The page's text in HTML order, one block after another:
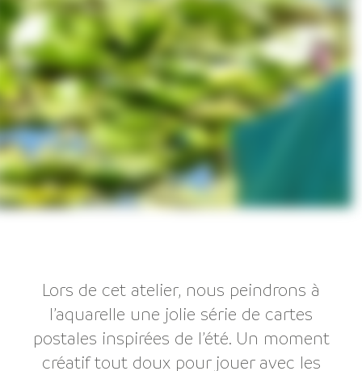
Lors de cet atelier, nous peindrons à
l’aquarelle une jolie série de cartes
postales inspirées de l’été. Un moment
créatif tout doux pour jouer avec les